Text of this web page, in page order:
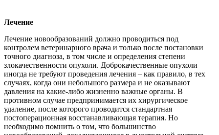
Лечение
Лечение новообразований должно проводиться под
контролем ветеринарного врача и только после постановки
точного диагноза, в том числе и определения степени
злокачественности опухоли. Доброкачественные опухоли
иногда не требуют проведения лечения – как правило, в тех
случаях, когда они небольшого размера и не оказывают
давления на какие-либо жизненно важные органы. В
противном случае предпринимается их хирургическое
удаление, после которого проводится стандартная
постоперационная восстанавливающая терапия. Но
необходимо помнить о том, что большинство